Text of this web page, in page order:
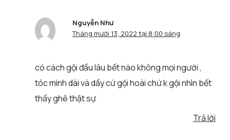
Nguyễn Như
Tháng mười 13, 2022 tại 8:00 sáng
có cách gội đầu lâu bết nào không mọi người ,
tóc mình dài và dầy cứ gội hoài chứ k gội nhìn bết
thấy ghê thật sự
Trả lời